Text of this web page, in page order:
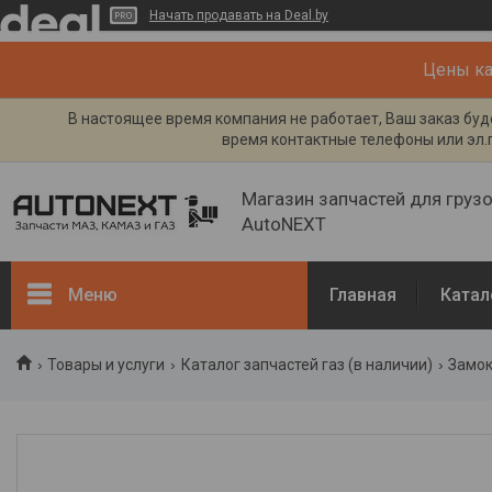
Начать продавать на Deal.by
Цены
В настоящее время компания не работает, Ваш заказ
время контактные телефоны или
Магазин запчастей для
AutoNEXT
Меню Главная
Товары и услуги Каталог запчастей газ (в наличии)